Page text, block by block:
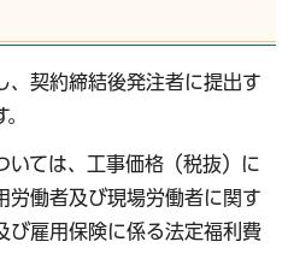
、契約締結後発注者に提出す
いては、工事価格（税抜）に
労働者及び現場労働者に関す
び雇用保険に係る法定福利費